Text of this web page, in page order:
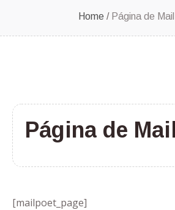
Home / Página de
Página de
[mailpoet_page]